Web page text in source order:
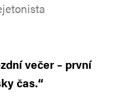
večer – první
čas.“